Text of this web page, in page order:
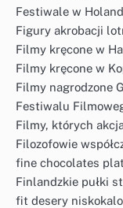
Festiwale w
Figury akrobacji
Filmy kręcone w
Filmy kręcone w
Filmy nagrodzone
Festiwalu
Filmy, których
Filozofowie
fine chocolates
Finlandzkie pułki
fit desery